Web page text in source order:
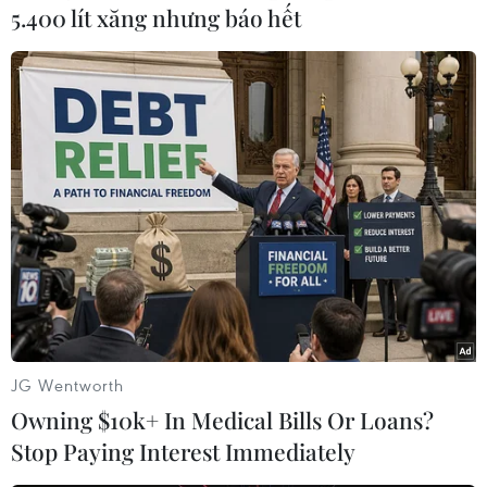
mạng lưới, đổi mới tư duy quản trị
BÌNH LUẬN
Chính quyền gần dân, tạo nền móng phát triển
Đinh Thùy
5.400 lít xăng nhưng báo hết
JG Wentworth
Owning $10k+ In Medical Bills Or Loans?
Stop Paying Interest Immediately